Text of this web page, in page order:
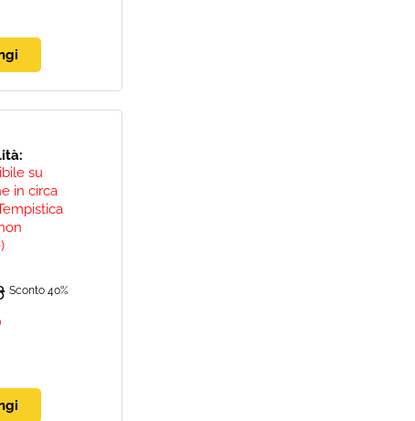
su
in circa
Sconto 40%